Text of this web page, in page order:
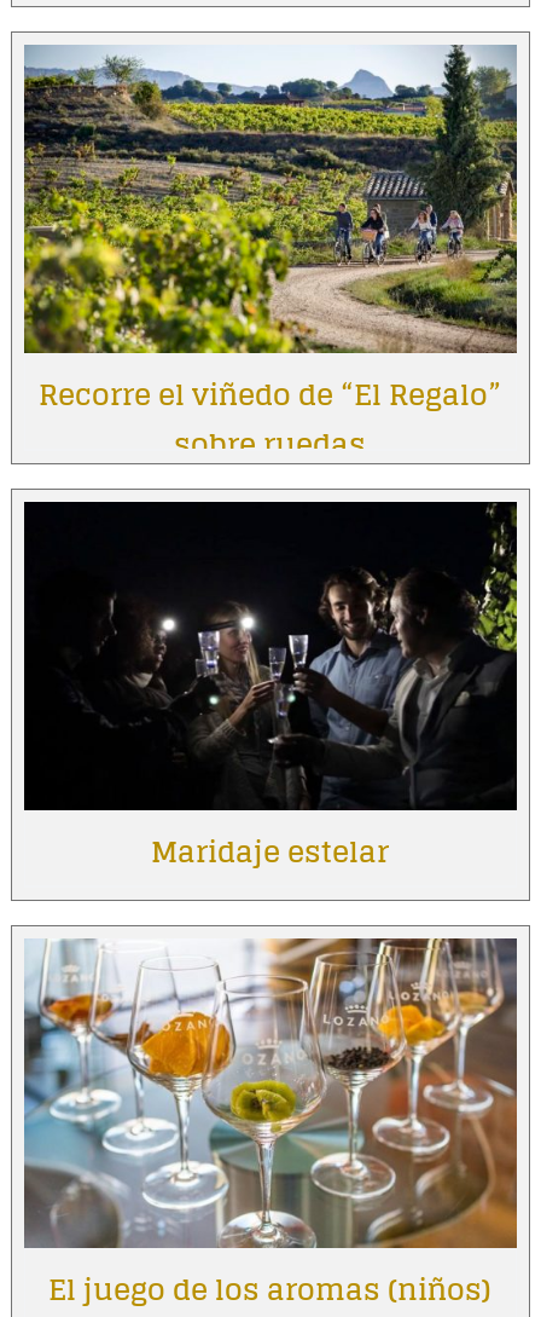
Recorre el viñedo de “El Regalo”
sobre ruedas
Maridaje estelar
El juego de los aromas (niños)